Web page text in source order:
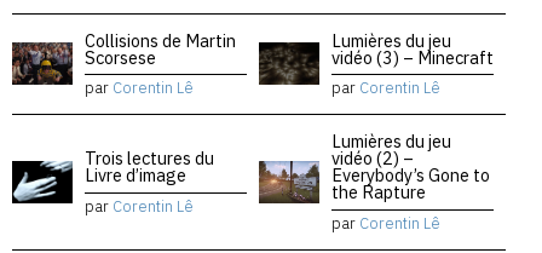
Collisions de Martin
Scorsese
par Corentin Lê
Lumières du jeu
vidéo (3) – Minecraft
par Corentin Lê
Trois lectures du
Livre d’image
par Corentin Lê
Lumières du jeu
vidéo (2) –
Everybody’s Gone to
the Rapture
par Corentin Lê